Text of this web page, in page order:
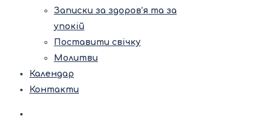
Записки за здоров’я та за
упокій
Поставити свічку
Молитви
Календар
Контакти